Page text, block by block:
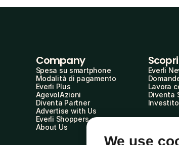
Company
Spesa su smartphone
Modalità di pagamento
Everli Plus
AgevolAzioni
Diventa Partner
Advertise with Us
Everli Shoppers
About Us
Everli
Lavora
Diventa
We use